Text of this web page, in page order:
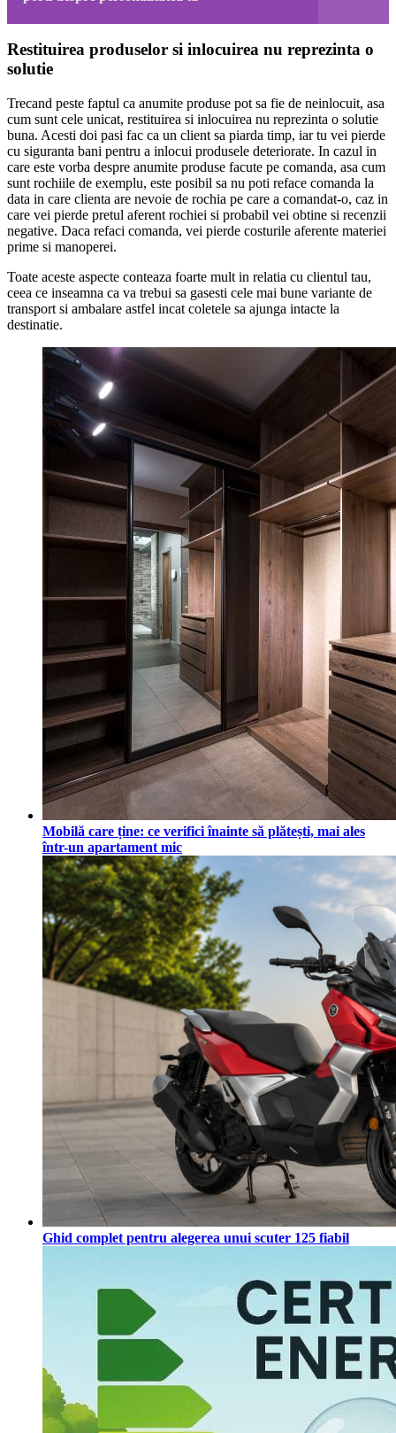
Restituirea produselor si inlocuirea nu reprezinta o
solutie
Trecand peste faptul ca anumite produse pot sa fie de neinlocuit, asa
cum sunt cele unicat, restituirea si inlocuirea nu reprezinta o solutie
buna. Acesti doi pasi fac ca un client sa piarda timp, iar tu vei pierde
cu siguranta bani pentru a inlocui produsele deteriorate. In cazul in
care este vorba despre anumite produse facute pe comanda, asa cum
sunt rochiile de exemplu, este posibil sa nu poti reface comanda la
data in care clienta are nevoie de rochia pe care a comandat-o, caz in
care vei pierde pretul aferent rochiei si probabil vei obtine si recenzii
negative. Daca refaci comanda, vei pierde costurile aferente materiei
prime si manoperei.
Toate aceste aspecte conteaza foarte mult in relatia cu clientul tau,
ceea ce inseamna ca va trebui sa gasesti cele mai bune variante de
transport si ambalare astfel incat coletele sa ajunga intacte la
destinatie.
Mobilă care ține: ce verifici înainte să plătești, mai ales
într-un apartament mic
Ghid complet pentru alegerea unui scuter 125 fiabil